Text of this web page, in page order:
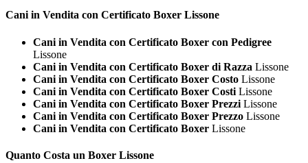
Cani in Vendita con Certificato Boxer Lissone
Cani in Vendita con Certificato Boxer con Pedigree
Lissone
Cani in Vendita con Certificato Boxer di Razza Lissone
Cani in Vendita con Certificato Boxer Costo Lissone
Cani in Vendita con Certificato Boxer Costi Lissone
Cani in Vendita con Certificato Boxer Prezzi Lissone
Cani in Vendita con Certificato Boxer Prezzo Lissone
Cani in Vendita con Certificato Boxer Lissone
Quanto Costa un Boxer Lissone